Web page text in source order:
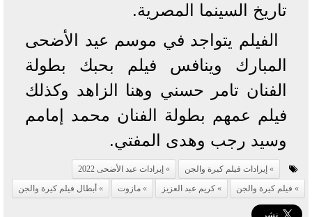
تاريخ السينما المصرية.
الفيلم يتواجد في موسم عيد الأضحى
المبارك وينافس فيلم بحبك بطولة
الفنان تامر حسني وهنا الزاهد وكذلك
فيلم عمهم بطولة الفنان محمد إمامم
وسيد رجب وهدى المفتي.
إيرادات فيلم كيرة والجن
إيرادات عيد الأضحى 2022
فيلم كيرة والجن
كريم عبد العزيز مازوت أبطال فيلم كيرة والجن